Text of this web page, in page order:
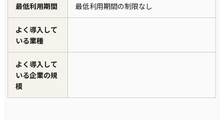
最低利用期間 最低利用期間の制限なし
よく導入して
いる業種
よく導入して
いる企業の規
模